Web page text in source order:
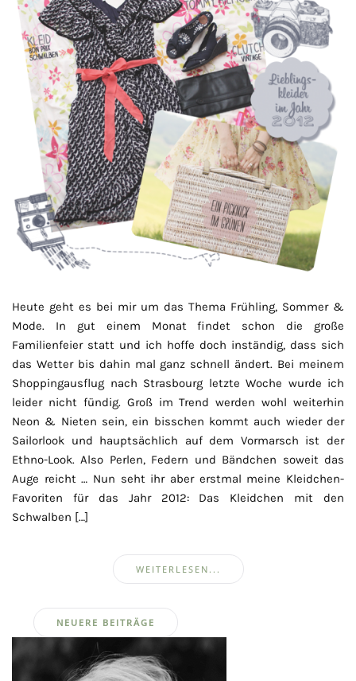
Heute geht es bei mir um das Thema Frühling, Sommer &
Mode. In gut einem Monat findet schon die große
Familienfeier statt und ich hoffe doch inständig, dass sich
das Wetter bis dahin mal ganz schnell ändert. Bei meinem
Shoppingausflug nach Strasbourg letzte Woche wurde ich
leider nicht fündig. Groß im Trend werden wohl weiterhin
Neon & Nieten sein, ein bisschen kommt auch wieder der
Sailorlook und hauptsächlich auf dem Vormarsch ist der
Ethno-Look. Also Perlen, Federn und Bändchen soweit das
Auge reicht … Nun seht ihr aber erstmal meine Kleidchen-
Favoriten für das Jahr 2012: Das Kleidchen mit den
Schwalben […]
WEITERLESEN...
Beitragsnavigation
NEUERE BEITRÄGE